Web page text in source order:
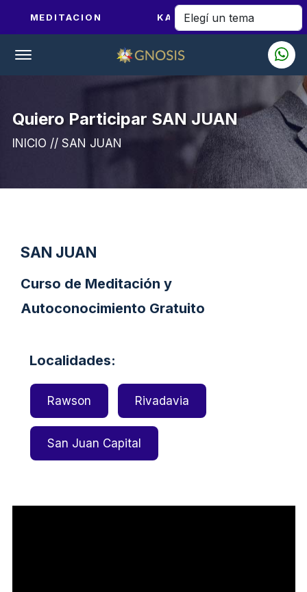
MEDITACION KARMA Y DHARMA
Offcanvas Menu Open
Quiero Participar SAN JUAN
INICIO // SAN JUAN
SAN JUAN
Curso de Meditación y
Autoconocimiento Gratuito
Localidades:
Rawson Rivadavia
San Juan Capital